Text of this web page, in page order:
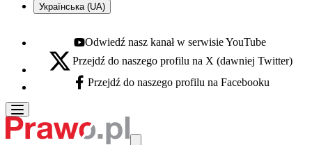
Українська (UA)
Youtube - otwiera się w nowej karcie
Odwiedź nasz kanał w serwisie YouTube
X - otwiera się w nowej karcie
Przejdź do naszego profilu na X (dawniej Twitter)
Facebook - otwiera się w nowej karcie
Przejdź do naszego profilu na Facebooku